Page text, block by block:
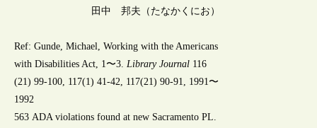
田中 邦夫（たなかくにお）
Ref: Gunde, Michael, Working with the Americans
with Disabilities Act, 1〜3.Library Journal 116
(21) 99-100, 117(1) 41-42, 117(21) 90-91, 1991〜
1992
563 ADA violations found at new Sacramento PL.